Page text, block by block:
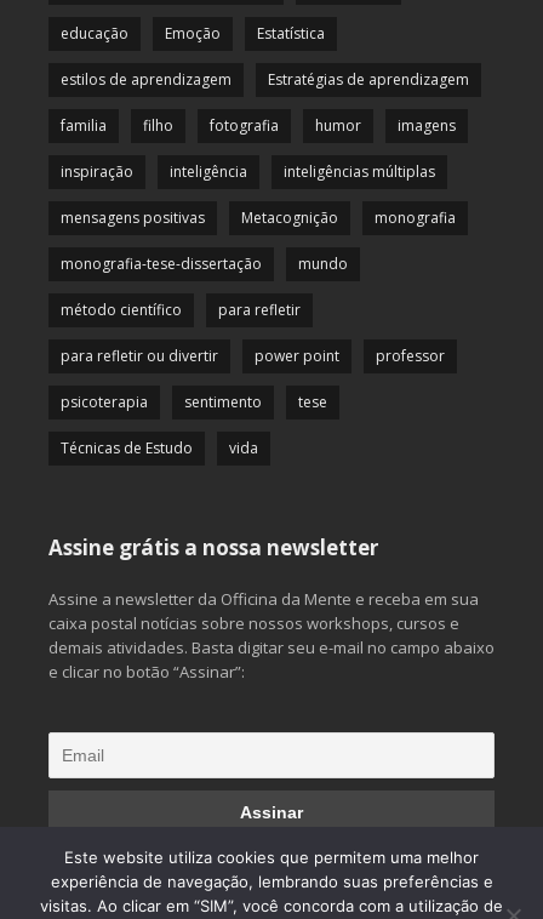
educação Emoção Estatística
estilos de aprendizagem Estratégias de aprendizagem
familia filho fotografia humor imagens
inspiração inteligência inteligências múltiplas
mensagens positivas Metacognição monografia
monografia-tese-dissertação mundo
método científico para refletir
para refletir ou divertir power point professor
psicoterapia sentimento tese
Técnicas de Estudo vida
Assine grátis a nossa newsletter
Assine a newsletter da Officina da Mente e receba em sua
caixa postal notícias sobre nossos workshops, cursos e
demais atividades. Basta digitar seu e-mail no campo abaixo
e clicar no botão “Assinar”:
Este website utiliza cookies que permitem uma melhor
experiência de navegação, lembrando suas preferências e
visitas. Ao clicar em “SIM”, você concorda com a utilização de